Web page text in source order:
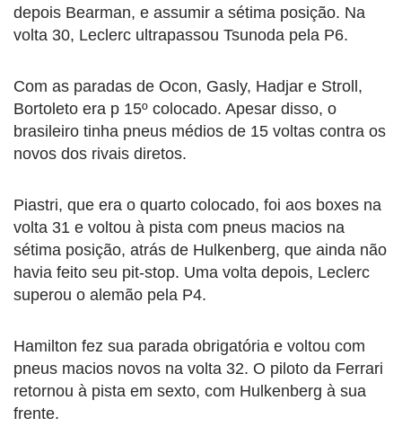
depois Bearman, e assumir a sétima posição. Na
volta 30, Leclerc ultrapassou Tsunoda pela P6.
Com as paradas de Ocon, Gasly, Hadjar e Stroll,
Bortoleto era p 15º colocado. Apesar disso, o
brasileiro tinha pneus médios de 15 voltas contra os
novos dos rivais diretos.
Piastri, que era o quarto colocado, foi aos boxes na
volta 31 e voltou à pista com pneus macios na
sétima posição, atrás de Hulkenberg, que ainda não
havia feito seu pit-stop. Uma volta depois, Leclerc
superou o alemão pela P4.
Hamilton fez sua parada obrigatória e voltou com
pneus macios novos na volta 32. O piloto da Ferrari
retornou à pista em sexto, com Hulkenberg à sua
frente.